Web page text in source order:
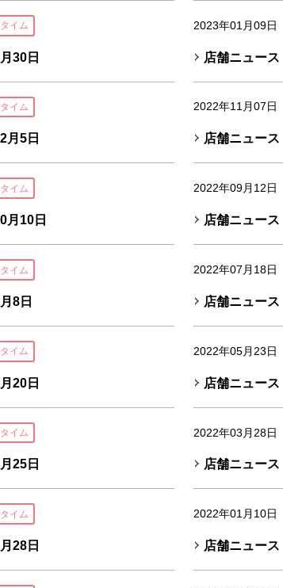
イム
30日
2023年01月09日
店舗ニュー
イム
月5日
2022年11月07日
店舗ニュー
イム
月10日
2022年09月12日
店舗ニュー
イム
8日
2022年07月18日
店舗ニュー
イム
20日
2022年05月23日
店舗ニュー
イム
25日
2022年03月28日
店舗ニュー
イム
28日
2022年01月10日
店舗ニュー